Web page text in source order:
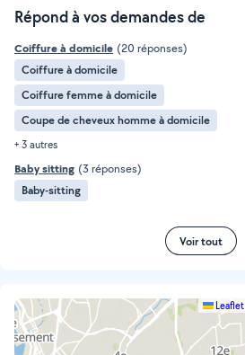
Répond à vos demandes de
Coiffure à domicile (20 réponses)
Coiffure à domicile
Coiffure femme à domicile
Coupe de cheveux homme à domicile
+ 3 autres
Baby sitting (3 réponses)
Baby-sitting
Voir tout
Leaflet